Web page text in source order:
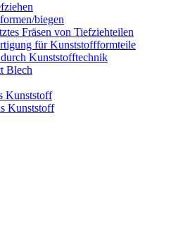
biegen
Fräsen von Tiefziehteilen
für Kunststoffformteile
Kunststofftechnik
Blech
Kunststoff
Kunststoff